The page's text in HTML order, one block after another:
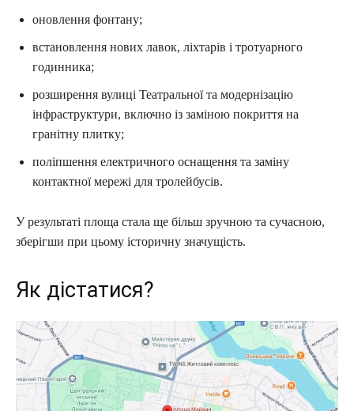
оновлення фонтану;
встановлення нових лавок, ліхтарів і тротуарного
годинника;
розширення вулиці Театральної та модернізацію
інфраструктури, включно із заміною покриття на
гранітну плитку;
поліпшення електричного оснащення та заміну
контактної мережі для тролейбусів.
У результаті площа стала ще більш зручною та сучасною,
зберігши при цьому історичну значущість.
Як дістатися?